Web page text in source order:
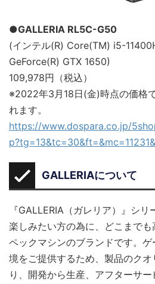
●GALLERIA RL5C-G50
(インテル(R) Core(TM) i5-
GeForce(R) GTX 1650)
109,978円（税込）
※2022年3月18日(金)時点の価格
れます。
https://www.dospara.co.jp/
GALLERIAについて
『GALLERIA（ガレリア）』シ
楽しみたい方の為に、どこまで
ペックマシンのブランドです。
境をご提供するため、製品のク
り、開発から生産、アフターサ